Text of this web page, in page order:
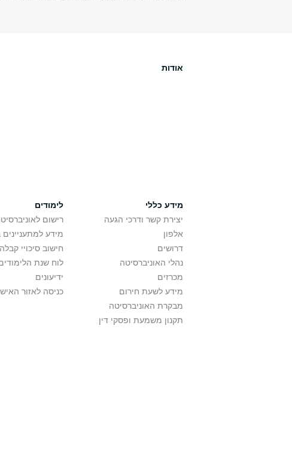
אודות
מידע כללי
יצירת קשר ודרכי הגעה
אלפון
דרושים
נהלי האוניברסיטה
מכרזים
מידע לשעת חירום
מבקרת האוניברסיטה
תקנון משמעת ופסקי דין
לימודים
רישום
מידע למתעניינים
חישוב סיכויי
לוח שנת
ידיעונים
כניסה לאזור